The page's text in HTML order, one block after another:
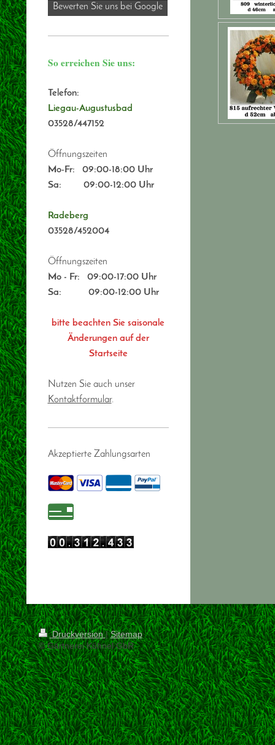
Bewerten Sie uns bei Google
So erreichen Sie uns:
Telefon:
Liegau-Augustusbad
03528/447152
Öffnungszeiten
Mo-Fr: 09:00-18:00 Uhr
Sa: 09:00-12:00 Uhr
Radeberg
03528/452004
Öffnungszeiten
Mo - Fr: 09:00-17:00 Uhr
Sa: 09:00-12:00 Uhr
bitte beachten Sie saisonale
Änderungen auf der
Startseite
Nutzen Sie auch unser
Kontaktformular.
Akzeptierte Zahlungsarten
Druckversion| Sitemap
© Gärtnerei Kühnel GbR